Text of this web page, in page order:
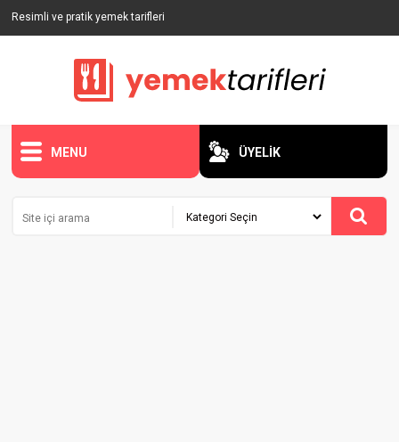
Resimli ve pratik yemek tarifleri
MENU ÜYELİK